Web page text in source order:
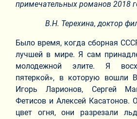
примечательных романов 2018
В.Н. Терехина, доктор
Было время, когда сборная
лучшей в мире. Я сам
молодежной элите. Я
пятеркой», в которую вошли
Игорь Ларионов, Сергей
Фетисов и Алексей Касатонов.
цвет огня, они разрезали